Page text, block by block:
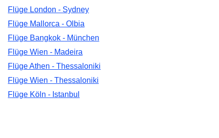
Flüge London - Sydney
Flüge Mallorca - Olbia
Flüge Bangkok - München
Flüge Wien - Madeira
Flüge Athen - Thessaloniki
Flüge Wien - Thessaloniki
Flüge Köln - Istanbul